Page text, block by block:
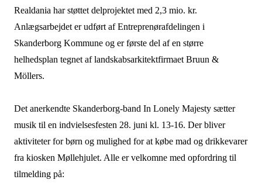
Realdania har støttet delprojektet med 2,3 mio. kr.
Anlægsarbejdet er udført af Entreprenørafdelingen i
Skanderborg Kommune og er første del af en større
helhedsplan tegnet af landskabsarkitektfirmaet Bruun &
Möllers.
Det anerkendte Skanderborg-band In Lonely Majesty sætter
musik til en indvielsesfesten 28. juni kl. 13-16. Der bliver
aktiviteter for børn og mulighed for at købe mad og drikkevarer
fra kiosken Møllehjulet. Alle er velkomne med opfordring til
tilmelding på: